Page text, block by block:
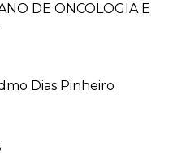
DE ONCOLOGIA E
Dias Pinheiro